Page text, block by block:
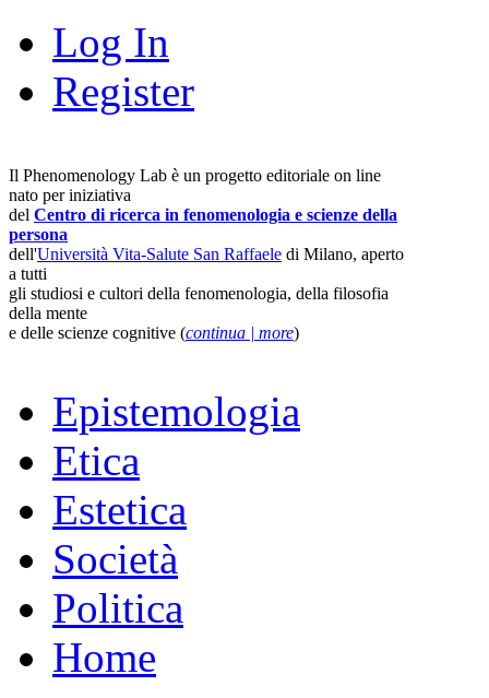
Log In
Register
Il Phenomenology Lab è un progetto editoriale on line
nato per iniziativa
del Centro di ricerca in fenomenologia e scienze della
persona
dell'Università Vita-Salute San Raffaele di Milano, aperto
a tutti
gli studiosi e cultori della fenomenologia, della filosofia
della mente
e delle scienze cognitive (continua | more)
Epistemologia
Etica
Estetica
Società
Politica
Home